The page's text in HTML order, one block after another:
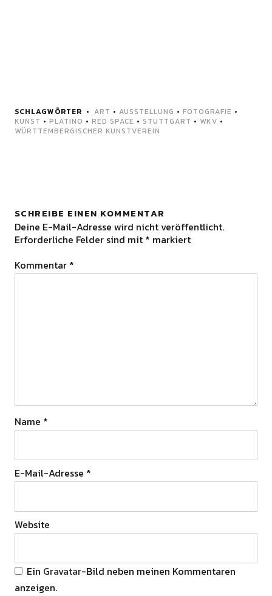
SCHLAGWÖRTER ART • AUSSTELLUNG • FOTOGRAFIE •
KUNST • PLATINO • RED SPACE • STUTTGART • WKV •
WÜRTTEMBERGISCHER KUNSTVEREIN
SCHREIBE EINEN KOMMENTAR
Deine E-Mail-Adresse wird nicht veröffentlicht.
Erforderliche Felder sind mit * markiert
Kommentar *
Name *
E-Mail-Adresse *
Website
Ein Gravatar-Bild neben meinen Kommentaren
anzeigen.